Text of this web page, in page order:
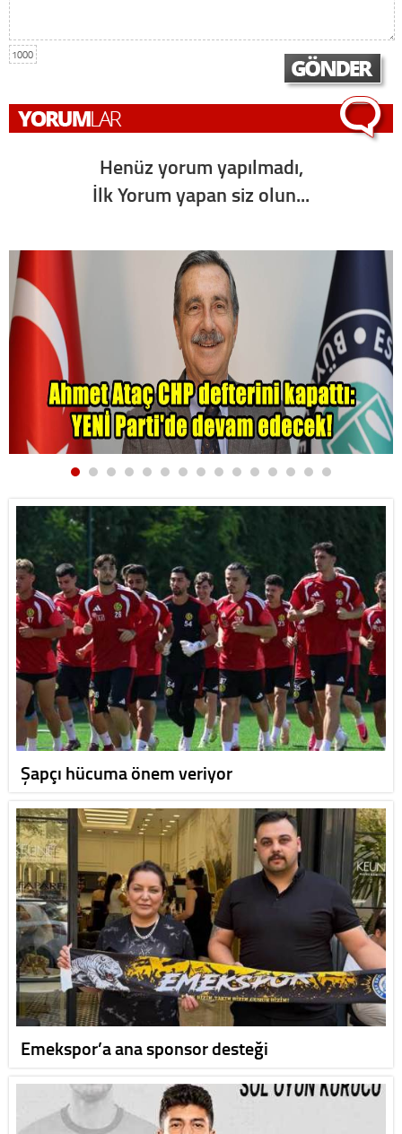
1000
Henüz yorum yapılmadı,
İlk Yorum yapan siz olun...
Şapçı hücuma önem veriyor
Emekspor’a ana sponsor desteği